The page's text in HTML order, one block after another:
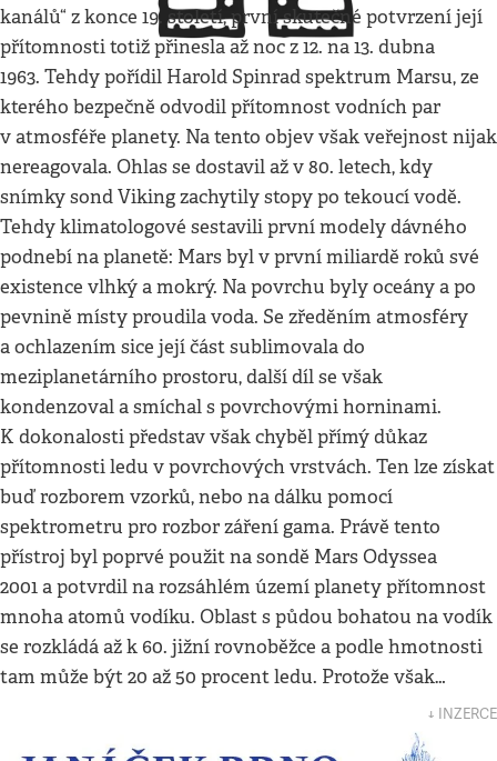
kanálů“ z konce 19. století, první skutečné potvrzení její
přítomnosti totiž přinesla až noc z 12. na 13. dubna
1963. Tehdy pořídil Harold Spinrad spektrum Marsu, ze
kterého bezpečně odvodil přítomnost vodních par
v atmosféře planety. Na tento objev však veřejnost nijak
nereagovala. Ohlas se dostavil až v 80. letech, kdy
snímky sond Viking zachytily stopy po tekoucí vodě.
Tehdy klimatologové sestavili první modely dávného
podnebí na planetě: Mars byl v první miliardě roků své
existence vlhký a mokrý. Na povrchu byly oceány a po
pevnině místy proudila voda. Se zředěním atmosféry
a ochlazením sice její část sublimovala do
meziplanetárního prostoru, další díl se však
kondenzoval a smíchal s povrchovými horninami.
K dokonalosti představ však chyběl přímý důkaz
přítomnosti ledu v povrchových vrstvách. Ten lze získat
buď rozborem vzorků, nebo na dálku pomocí
spektrometru pro rozbor záření gama. Právě tento
přístroj byl poprvé použit na sondě Mars Odyssea
2001 a potvrdil na rozsáhlém území planety přítomnost
mnoha atomů vodíku. Oblast s půdou bohatou na vodík
se rozkládá až k 60. jižní rovnoběžce a podle hmotnosti
tam může být 20 až 50 procent ledu. Protože však…
↓ INZERCE